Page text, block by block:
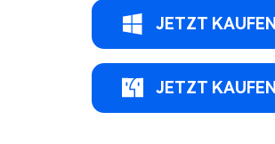
JETZT KAUFEN
JETZT KAUFEN